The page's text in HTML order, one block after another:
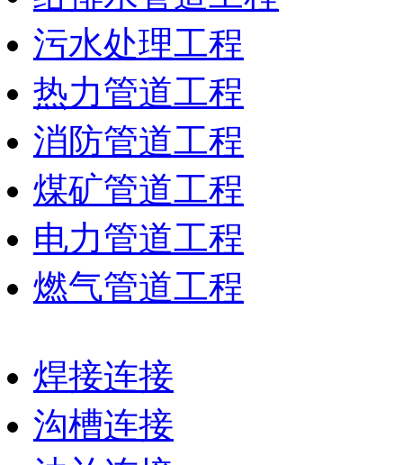
污水处理工程
热力管道工程
消防管道工程
煤矿管道工程
电力管道工程
燃气管道工程
焊接连接
沟槽连接